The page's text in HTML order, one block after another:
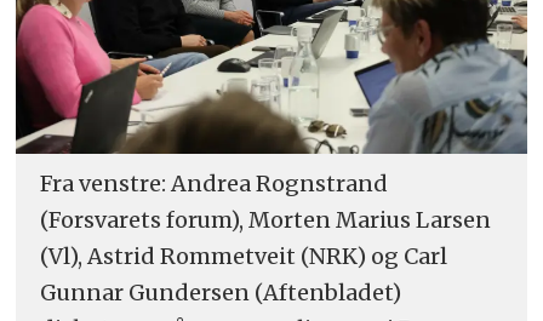
Fra venstre: Andrea Rognstrand
(Forsvarets forum), Morten Marius Larsen
(Vl), Astrid Rommetveit (NRK) og Carl
Gunnar Gundersen (Aftenbladet)